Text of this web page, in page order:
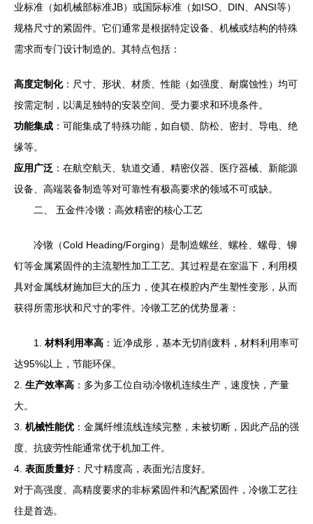
业标准（如机械部标准JB）或国际标准（如ISO、DIN、ANSI等）
规格尺寸的紧固件。它们通常是根据特定设备、机械或结构的特殊
需求而专门设计制造的。其特点包括：
高度定制化：尺寸、形状、材质、性能（如强度、耐腐蚀性）均可
按需定制，以满足独特的安装空间、受力要求和环境条件。
功能集成 ：可能集成了特殊功能，如自锁、防松、密封、导电、绝
缘等。
应用广泛 ：在航空航天、轨道交通、精密仪器、医疗器械、新能源
设备、高端装备制造等对可靠性有极高要求的领域不可或缺。
二、 五金件冷镦：高效精密的核心工艺
冷镦（Cold Heading/Forging）是制造螺丝、螺栓、螺母、铆
钉等金属紧固件的主流塑性加工工艺。其过程是在室温下，利用模
具对金属线材施加巨大的压力，使其在模腔内产生塑性变形，从而
获得所需形状和尺寸的零件。冷镦工艺的优势显著：
1. 材料利用率高 ：近净成形，基本无切削废料，材料利用率可
达95%以上，节能环保。
2. 生产效率高 ：多为多工位自动冷镦机连续生产，速度快，产量
大。
3. 机械性能优：金属纤维流线连续完整，未被切断，因此产品的强
度、抗疲劳性能通常优于机加工件。
4. 表面质量好：尺寸精度高，表面光洁度好。
对于高强度、高精度要求的非标紧固件和汽配紧固件，冷镦工艺往
往是首选。